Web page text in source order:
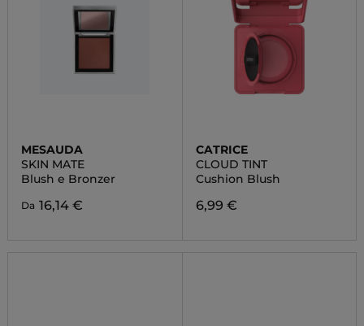
MESAUDA
SKIN MATE
Blush e Bronzer
Da 16,14 €
CATRICE
CLOUD TINT
Cushion Blush
6,99 €